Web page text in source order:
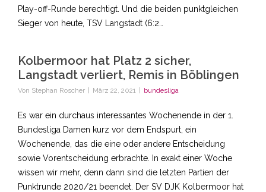
Play-off-Runde berechtigt. Und die beiden punktgleichen
Sieger von heute, TSV Langstadt (6:2…
Kolbermoor hat Platz 2 sicher,
Langstadt verliert, Remis in Böblingen
Von Stephan Roscher März 22, 2021 bundesliga
Es war ein durchaus interessantes Wochenende in der 1.
Bundesliga Damen kurz vor dem Endspurt, ein
Wochenende, das die eine oder andere Entscheidung
sowie Vorentscheidung erbrachte. In exakt einer Woche
wissen wir mehr, denn dann sind die letzten Partien der
Punktrunde 2020/21 beendet. Der SV DJK Kolbermoor hat